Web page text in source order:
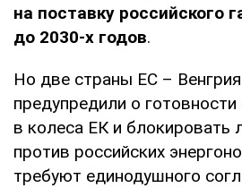
на поставку российского
до 2030-х годов.
Но две страны ЕС –
предупредили о
в колеса ЕК и блокировать
против российских
требуют единодушного